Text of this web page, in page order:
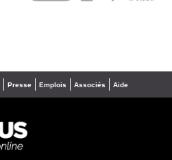
Presse Emplois Associés Aide